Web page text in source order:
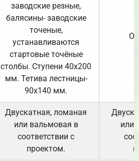
заводские резные,
балясины- заводские
точеные,
устанавливаются
стартовые точёные
столбы. Ступени 40х200
мм. Тетива лестницы-
90х140 мм.
Двускатная, ломаная
или вальмовая в
соответствии с
проектом.
или